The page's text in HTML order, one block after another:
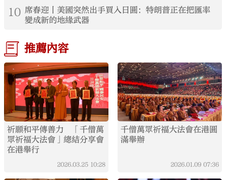
10 席春迎丨美國突然出手買入日圓：特朗普正在把匯率
變成新的地緣武器
推薦內容
祈願和平傳善力 「千僧萬
眾祈福大法會」總結分享會
在港舉行
2026.03.25 10:28
千僧萬眾祈福大法會在港圓
滿舉辦
2026.01.09 07:36